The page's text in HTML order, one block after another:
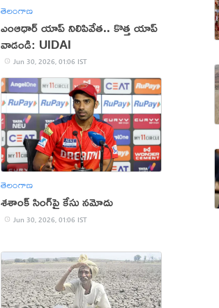
తెలంగాణ
ఎంఆధార్ యాప్ నిలిపివేత.. కొత్త యాప్
వాడండి: UIDAI
Jun 30, 2026, 01:06 IST
తెలంగాణ
శశాంక్ సింగ్‌పై కేసు నమోదు
Jun 30, 2026, 01:06 IST